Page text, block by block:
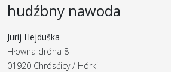
hudźbny nawoda
Jurij Hejduška
Hłowna dróha 8
01920 Chrósćicy / Hórki